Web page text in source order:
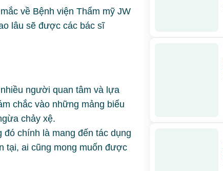
về Bệnh viện Thẩm mỹ JW
lâu sẽ được các bác sĩ
người quan tâm và lựa
chắc vào những mảng biểu
chảy xệ.
chính là mang đến tác dụng
tại, ai cũng mong muốn được